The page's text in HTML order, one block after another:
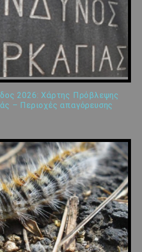
2026: Χάρτης Πρόβλεψης
– Περιοχές απαγόρευσης